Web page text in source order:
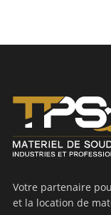
Votre partenaire
et la location de